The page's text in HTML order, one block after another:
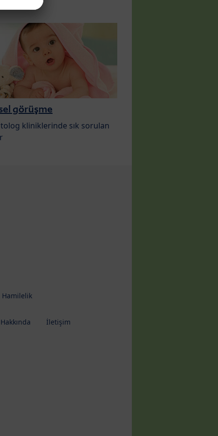
görüşme
kliniklerinde sık sorulan
Hamilelik
İletişim